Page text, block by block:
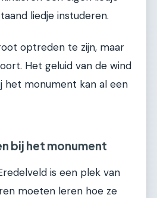
liedje instuderen.
optreden te zijn, maar
Het geluid van de wind
het monument kan al een
bij het monument
is een plek van
moeten leren hoe ze